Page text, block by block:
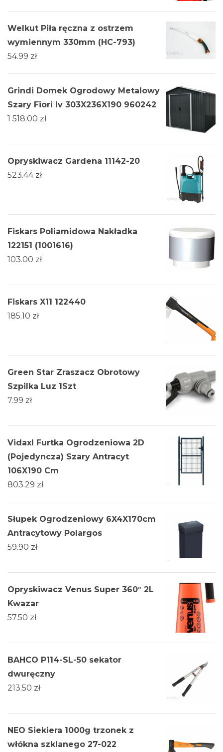
Welkut Piła ręczna z ostrzem
wymiennym 330mm (HC-793)
54.99 zł
Grindi Domek Ogrodowy Metalowy
Szary Fiori Iv 303X236X190 960242
1 518.00 zł
Opryskiwacz Gardena 11142-20
523.44 zł
Fiskars Poliamidowa Nakładka
122151 (1001616)
103.00 zł
Fiskars X11 122440
185.10 zł
Green Star Zraszacz Obrotowy
Szpilka Luz 1Szt
7.99 zł
Vidaxl Furtka Ogrodzeniowa 2D
(Pojedyncza) Szary Antracyt
106X190 Cm
803.29 zł
Słupek Ogrodzeniowy 6X4X170cm
Antracytowy Polargos
59.90 zł
Opryskiwacz Venus Super 360° 2L
Kwazar
57.50 zł
BAHCO P114-SL-50 sekator
dwuręczny
213.50 zł
NEO Siekiera 1000g trzonek z
włókna szklanego 27-022